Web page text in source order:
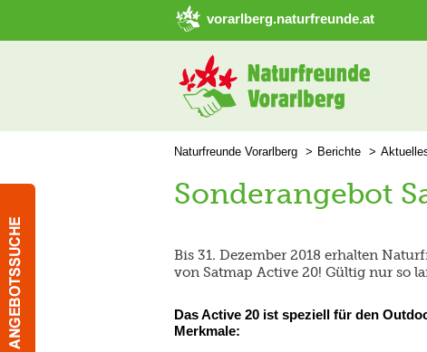
➜ Hauptregion der Seite anspringen
vorarlberg.naturfreunde.at
Naturfreunde Vorarlberg Berichte
Sonderangebot
Bis 31. Dezember 2018 erhalten
von Satmap Active 20! Gültig nur so
Das Active 20 ist speziell für den
Merkmale: